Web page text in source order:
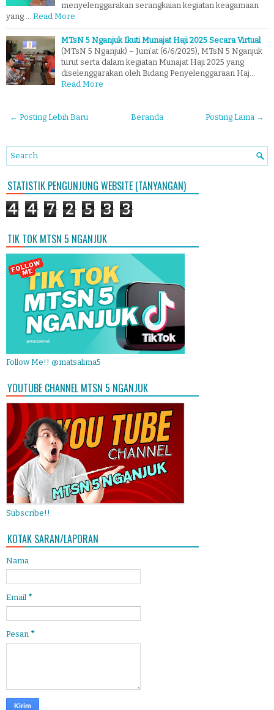
menyelenggarakan serangkaian kegiatan keagamaan
yang … Read More
MTsN 5 Nganjuk Ikuti Munajat Haji 2025 Secara Virtual
(MTsN 5 Nganjuk) – Jum’at (6/6/2025), MTsN 5 Nganjuk
turut serta dalam kegiatan Munajat Haji 2025 yang
diselenggarakan oleh Bidang Penyelenggaraan Haj…
Read More
← Posting Lebih Baru Posting Lama →
Beranda
STATISTIK PENGUNJUNG WEBSITE (TANYANGAN)
4 4 7 2 5 3 3
TIK TOK MTSN 5 NGANJUK
Follow Me!! @matsalima5
YOUTUBE CHANNEL MTSN 5 NGANJUK
Subscribe!!
KOTAK SARAN/LAPORAN
Nama
Email *
Pesan *